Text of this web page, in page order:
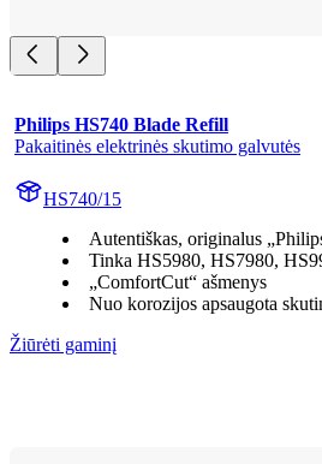
Philips HS740 Blade Refill
Pakaitinės elektrinės skutimo galvutės
HS740/15
Autentiškas, originalus
Tinka HS5980, HS7980,
„ComfortCut“ ašmenys
Nuo korozijos apsaugota
Žiūrėti gaminį